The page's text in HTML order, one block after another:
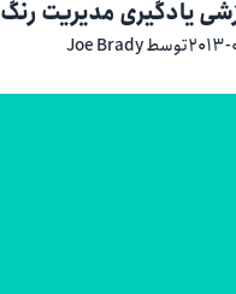
یادگیری مدیریت رنگ
۲۶توسط Joe Brady